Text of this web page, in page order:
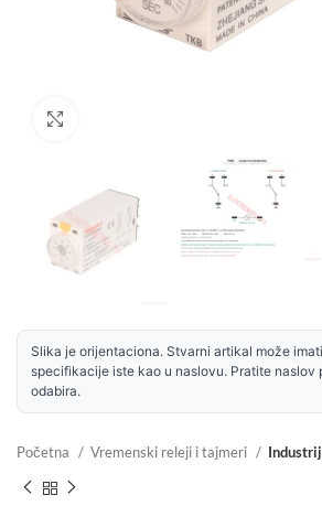
Slika je orijentaciona. Stvarni artikal može
specifikacije iste kao u naslovu. Pratite naslov
odabira.
Početna Vremenski releji i tajmeri